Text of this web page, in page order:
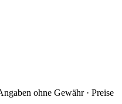
ohne Gewähr · Preise